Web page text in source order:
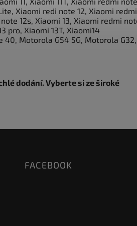
Xiaomi redi note 12, Xiaomi redmi
12s, Xiaomi 13, Xiaomi redmi
pro, Xiaomi 13T, Xiaomi14
40, Motorola G54 5G, Motorola G32,
dodání. Vyberte si ze široké
FACEBOOK